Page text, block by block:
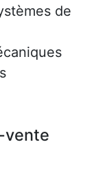
de
vente